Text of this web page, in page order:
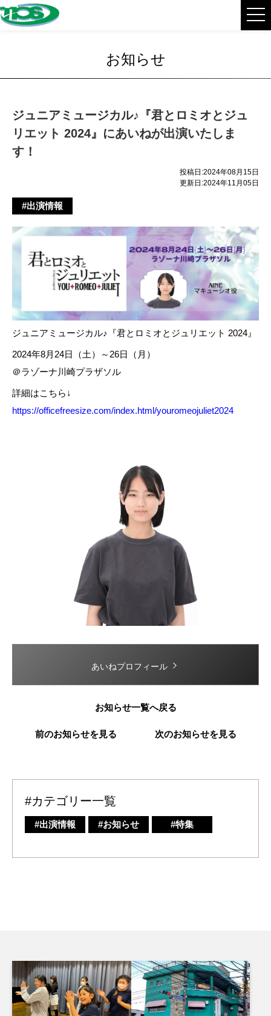
お知らせ
ジュニアミュージカル♪『君とロミオとジュ
リエット 2024』にあいねが出演いたしま
す！
投稿日:2024年08月15日
更新日:2024年11月05日
#出演情報
ジュニアミュージカル♪『君とロミオとジュリエット 2024』
2024年8月24日（土）～26日（月）
＠ラゾーナ川崎プラザソル
詳細はこちら↓
https://officefreesize.com/index.html/youromeojuliet2024
あいねプロフィール
前のお知らせを見る
お知らせ一覧へ戻る
次のお知らせを見る
#カテゴリー一覧
#出演情報 #お知らせ #特集